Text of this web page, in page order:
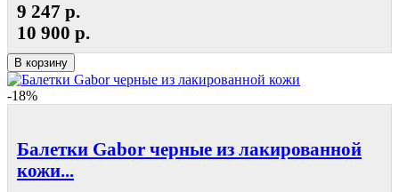
9 247 р.
10 900 р.
В корзину
-18%
Балетки Gabor черные из лакированной
кожи...